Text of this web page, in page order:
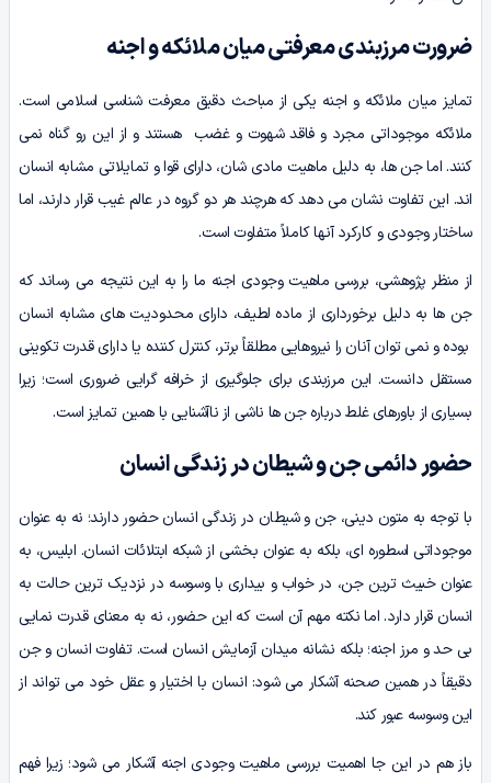
ضرورت مرزبندی معرفتی میان ملائکه و اجنه
تمایز میان ملائکه و اجنه یکی از مباحث دقیق معرفت شناسی اسلامی است.
ملائکه موجوداتی مجرد و فاقد شهوت و غضب هستند و از این رو گناه نمی
کنند. اما جن ها، به دلیل ماهیت مادی شان، دارای قوا و تمایلاتی مشابه انسان
اند. این تفاوت نشان می دهد که هرچند هر دو گروه در عالم غیب قرار دارند، اما
ساختار وجودی و کارکرد آنها کاملاً متفاوت است.
از منظر پژوهشی، بررسی ماهیت وجودی اجنه ما را به این نتیجه می رساند که
جن ها به دلیل برخورداری از ماده لطیف، دارای محدودیت های مشابه انسان
بوده و نمی توان آنان را نیروهایی مطلقاً برتر، کنترل کننده یا دارای قدرت تکوینی
مستقل دانست. این مرزبندی برای جلوگیری از خرافه گرایی ضروری است؛ زیرا
بسیاری از باورهای غلط درباره جن ها ناشی از ناآشنایی با همین تمایز است.
حضور دائمی جن و شیطان در زندگی انسان
با توجه به متون دینی، جن و شیطان در زندگی انسان حضور دارند؛ نه به عنوان
موجوداتی اسطوره ای، بلکه به عنوان بخشی از شبکه ابتلائات انسان. ابلیس، به
عنوان خبیث ترین جن، در خواب و بیداری با وسوسه در نزدیک ترین حالت به
انسان قرار دارد. اما نکته مهم آن است که این حضور، نه به معنای قدرت نمایی
بی حد و مرز اجنه؛ بلکه نشانه میدان آزمایش انسان است. تفاوت انسان و جن
دقیقاً در همین صحنه آشکار می شود: انسان با اختیار و عقل خود می تواند از
این وسوسه عبور کند.
باز هم در این جا اهمیت بررسی ماهیت وجودی اجنه آشکار می شود؛ زیرا فهم